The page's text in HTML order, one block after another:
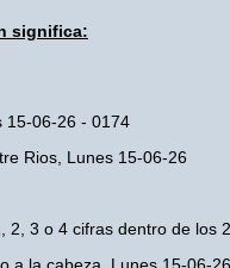
significa:
06-26 - 0174
Rios, Lunes 15-06-26
3 o 4 cifras dentro de los